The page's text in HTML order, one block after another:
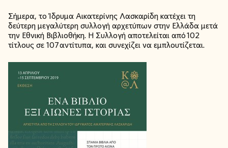
Σήμερα, το Ίδρυμα Αικατερίνης Λασκαρίδη κατέχει τη
δεύτερη μεγαλύτερη συλλογή αρχετύπων στην Ελλάδα μετά
την Εθνική Βιβλιοθήκη. Η Συλλογή αποτελείται από 102
τίτλους σε 107 αντίτυπα, και συνεχίζει να εμπλουτίζεται.